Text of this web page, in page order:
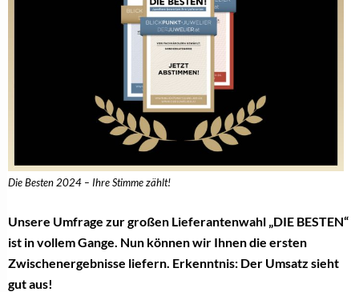
Die Besten 2024 – Ihre Stimme zählt!
Unsere Umfrage zur großen Lieferantenwahl „DIE BESTEN“
ist in vollem Gange. Nun können wir Ihnen die ersten
Zwischenergebnisse liefern. Erkenntnis: Der Umsatz sieht
gut aus!